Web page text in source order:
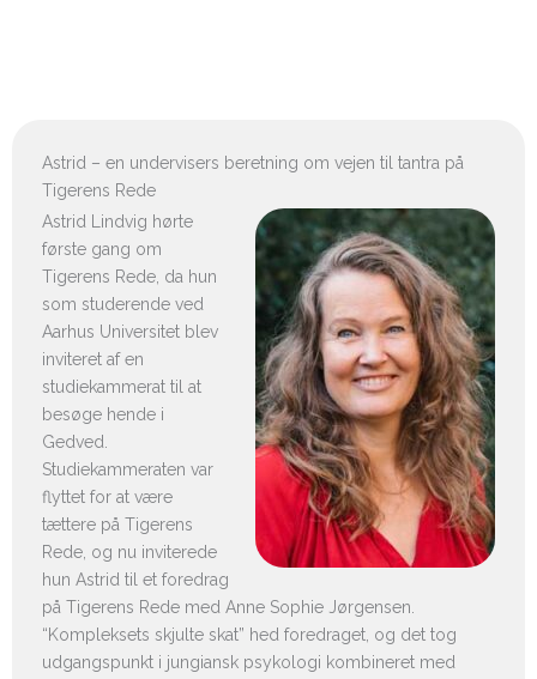
Astrid – en undervisers beretning om vejen til tantra på
Tigerens Rede
Astrid Lindvig hørte
første gang om
Tigerens Rede, da hun
som studerende ved
Aarhus Universitet blev
inviteret af en
studiekammerat til at
besøge hende i
Gedved.
Studiekammeraten var
flyttet for at være
tættere på Tigerens
Rede, og nu inviterede
hun Astrid til et foredrag
på Tigerens Rede med Anne Sophie Jørgensen.
“Kompleksets skjulte skat” hed foredraget, og det tog
udgangspunkt i jungiansk psykologi kombineret med